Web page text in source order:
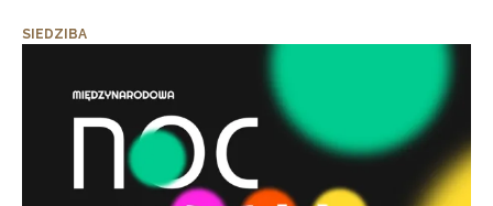
SIEDZIBA